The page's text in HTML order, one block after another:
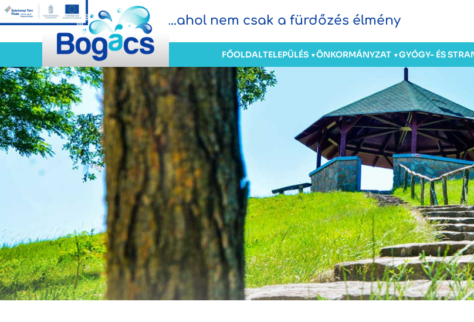
...ahol nem csak a fürdőzés élmény
FŐOLDALTELEPÜLÉS ▼ÖNKORMÁNYZAT ▼GYÓGY- ÉS